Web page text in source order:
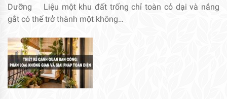
Dưỡng Liệu một khu đất trống chỉ toàn cỏ dại và nắng
gắt có thể trở thành một không…